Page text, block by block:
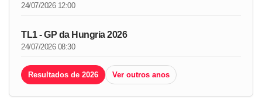
24/07/2026 12:00
TL1 - GP da Hungria 2026
24/07/2026 08:30
Resultados de 2026 Ver outros anos